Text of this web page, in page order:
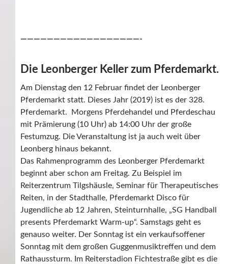
——————————————————-
Die Leonberger Keller zum Pferdemarkt.
Am Dienstag den 12 Februar findet der Leonberger
Pferdemarkt statt. Dieses Jahr (2019) ist es der 328.
Pferdemarkt. Morgens Pferdehandel und Pferdeschau
mit Prämierung (10 Uhr) ab 14:00 Uhr der große
Festumzug. Die Veranstaltung ist ja auch weit über
Leonberg hinaus bekannt.
Das Rahmenprogramm des Leonberger Pferdemarkt
beginnt aber schon am Freitag. Zu Beispiel im
Reiterzentrum Tilgshäusle, Seminar für Therapeutisches
Reiten, in der Stadthalle, Pferdemarkt Disco für
Jugendliche ab 12 Jahren, Steinturnhalle, „SG Handball
presents Pferdemarkt Warm-up“. Samstags geht es
genauso weiter. Der Sonntag ist ein verkaufsoffener
Sonntag mit dem großen Guggenmusiktreffen und dem
Rathaussturm. Im Reiterstadion Fichtestraße gibt es die